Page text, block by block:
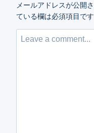
メールアドレスが公開
ている欄は必須項目です